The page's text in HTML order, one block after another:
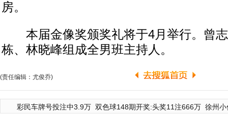
房。
本届金像奖颁奖礼将于4月举行。曾志
栋、林晓峰组成全男班主持人。
(责任编辑：尤俊乔)
彩民车牌号投注中3.9万 双色球148期开奖:头奖11注666万 徐州